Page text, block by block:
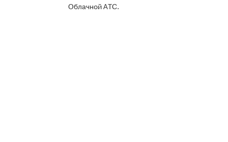
Облачной АТС.